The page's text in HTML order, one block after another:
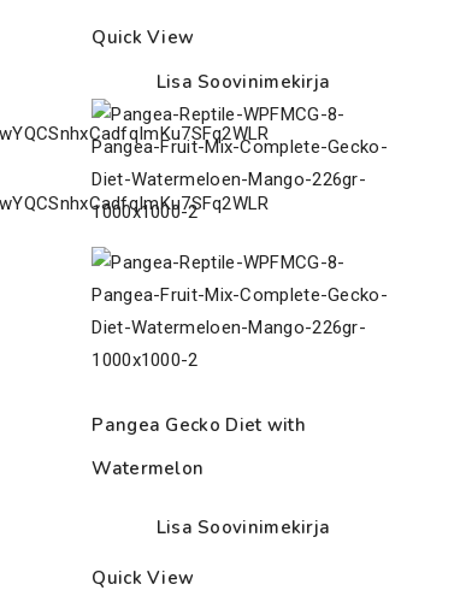
Quick View
Lisa Soovinimekirja
Pangea Gecko Diet with
Watermelon
Lisa Soovinimekirja
Quick View